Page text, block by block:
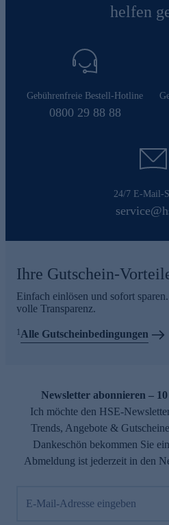
helfen
Gebührenfreie Bestell-Hotline
0800 29 88 88
24/7 E-Mail-
Ihre Gutschein-
Einfach einlösen und sofort
volle Transparenz.
1 Alle Gutscheinbedingungen
Newsletter abonnieren –
Ich möchte den HSE-
Trends, Angebote &
Dankeschön bekommen Sie
Abmeldung ist jederzeit in den
E-Mail-Adresse eingeben